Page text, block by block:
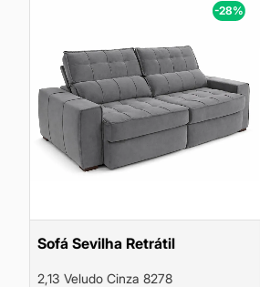
-28%
Sofá Sevilha Retrátil
2,13 Veludo Cinza 8278